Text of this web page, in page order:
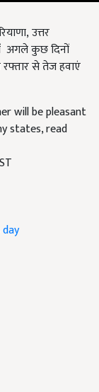
उत्तर
अगले कुछ दिनों
रफ्तार से तेज हवाएं
will be pleasant
states, read